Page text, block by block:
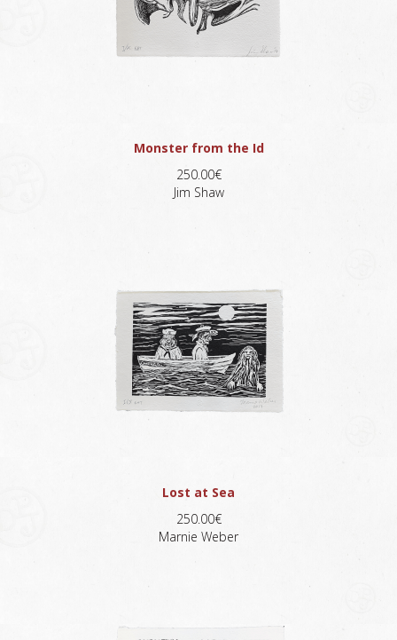
Monster from the Id
250.00€
Jim Shaw
Lost at Sea
250.00€
Marnie Weber